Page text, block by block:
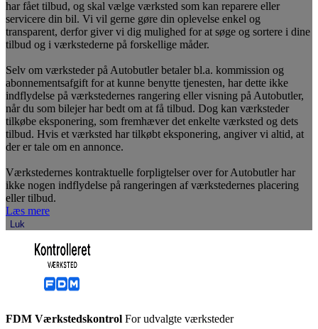
har fået tilbud, og skal vælge værksted som kan reparere eller
servicere din bil. Vi vil gerne gøre din oplevelse enkel og
transparent, derfor giver vi dig mulighed for at søge og sortere i dine
tilbud og i værkstederne på forskellige måder.
Selv om værksteder på Autobutler betaler bl.a. kommission og
abonnementsafgift for at kunne benytte tjenesten, har dette ikke
indflydelse på værkstedernes rangering eller visning på Autobutler,
når du som bilejer har bedt om at få tilbud. Dog kan værksteder
tilkøbe eksponering, som fremhæver det enkelte værksted og dets
tilbud. Hvis et værksted har tilkøbt eksponering, angiver vi altid, at
der er tale om en annonce.
Værkstedernes kontraktuelle forpligtelser over for Autobutler har
ikke nogen indflydelse på rangeringen af værkstedernes placering
eller tilbud.
Læs mere
Luk
FDM Værkstedskontrol For udvalgte værksteder